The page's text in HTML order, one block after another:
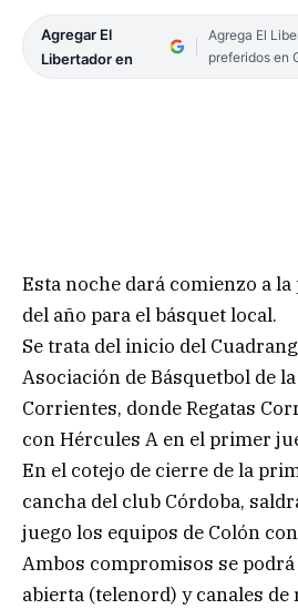
Agregar El
Libertador en
Agrega El
preferidos en
Esta noche dará comienzo a
del año para el básquet local.
Se trata del inicio del
Asociación de Básquetbol de
Corrientes, donde Regatas
con Hércules A en el primer
En el cotejo de cierre de la
cancha del club Córdoba,
juego los equipos de Colón
Ambos compromisos se
abierta (telenord) y canales de